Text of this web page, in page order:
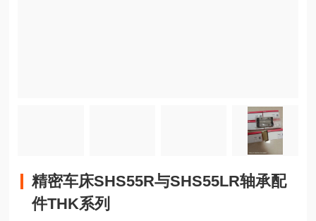
精密车床SHS55R与SHS55LR轴承配
件THK系列